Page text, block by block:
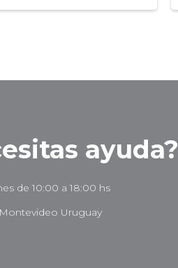
ayuda?
de 10:00 a 18:00 hs
Montevideo Uruguay